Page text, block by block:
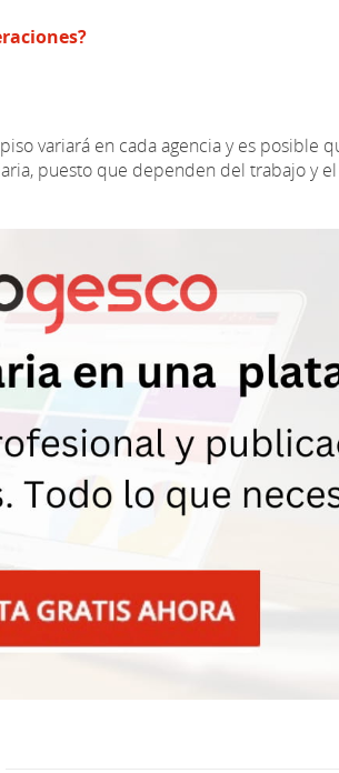
variará en cada agencia y es posible
puesto que dependen del trabajo y